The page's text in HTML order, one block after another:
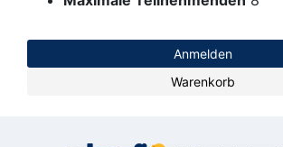
Anmelden
Warenkorb